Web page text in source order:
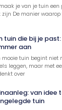
je van je tuin een
zijn De manier waarop
tuin die bij je
aan
mooie tuin begint niet
leggen, maar met
over
van idee
tuin